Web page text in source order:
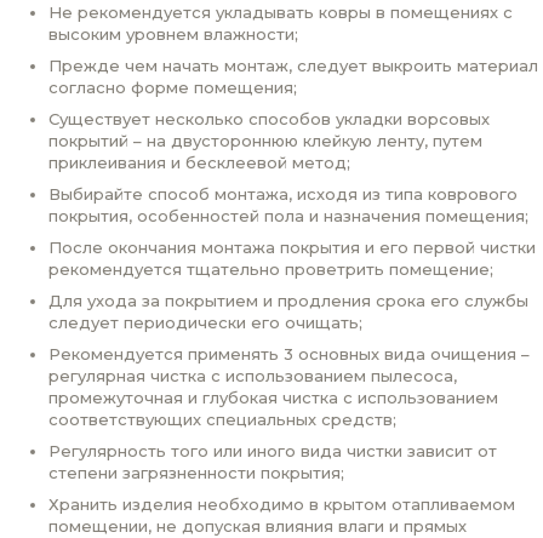
Не рекомендуется укладывать ковры в помещениях с
высоким уровнем влажности;
Прежде чем начать монтаж, следует выкроить материал
согласно форме помещения;
Существует несколько способов укладки ворсовых
покрытий – на двустороннюю клейкую ленту, путем
приклеивания и бесклеевой метод;
Выбирайте способ монтажа, исходя из типа коврового
покрытия, особенностей пола и назначения помещения;
После окончания монтажа покрытия и его первой чистки
рекомендуется тщательно проветрить помещение;
Для ухода за покрытием и продления срока его службы
следует периодически его очищать;
Рекомендуется применять 3 основных вида очищения –
регулярная чистка с использованием пылесоса,
промежуточная и глубокая чистка с использованием
соответствующих специальных средств;
Регулярность того или иного вида чистки зависит от
степени загрязненности покрытия;
Хранить изделия необходимо в крытом отапливаемом
помещении, не допуская влияния влаги и прямых